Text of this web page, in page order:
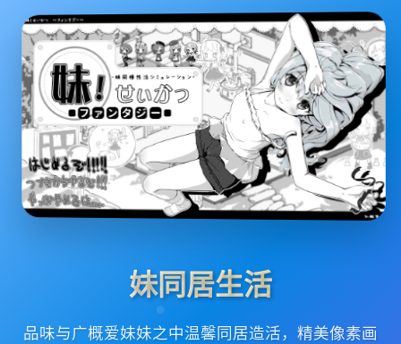
妹同居生活
品味与广概爱妹妹之中温馨同居造活，精美像素画